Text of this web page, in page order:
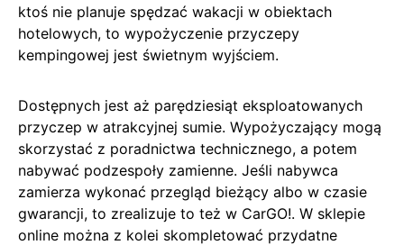
ktoś nie planuje spędzać wakacji w obiektach
hotelowych, to wypożyczenie przyczepy
kempingowej jest świetnym wyjściem.
Dostępnych jest aż parędziesiąt eksploatowanych
przyczep w atrakcyjnej sumie. Wypożyczający mogą
skorzystać z poradnictwa technicznego, a potem
nabywać podzespoły zamienne. Jeśli nabywca
zamierza wykonać przegląd bieżący albo w czasie
gwarancji, to zrealizuje to też w CarGO!. W sklepie
online można z kolei skompletować przydatne